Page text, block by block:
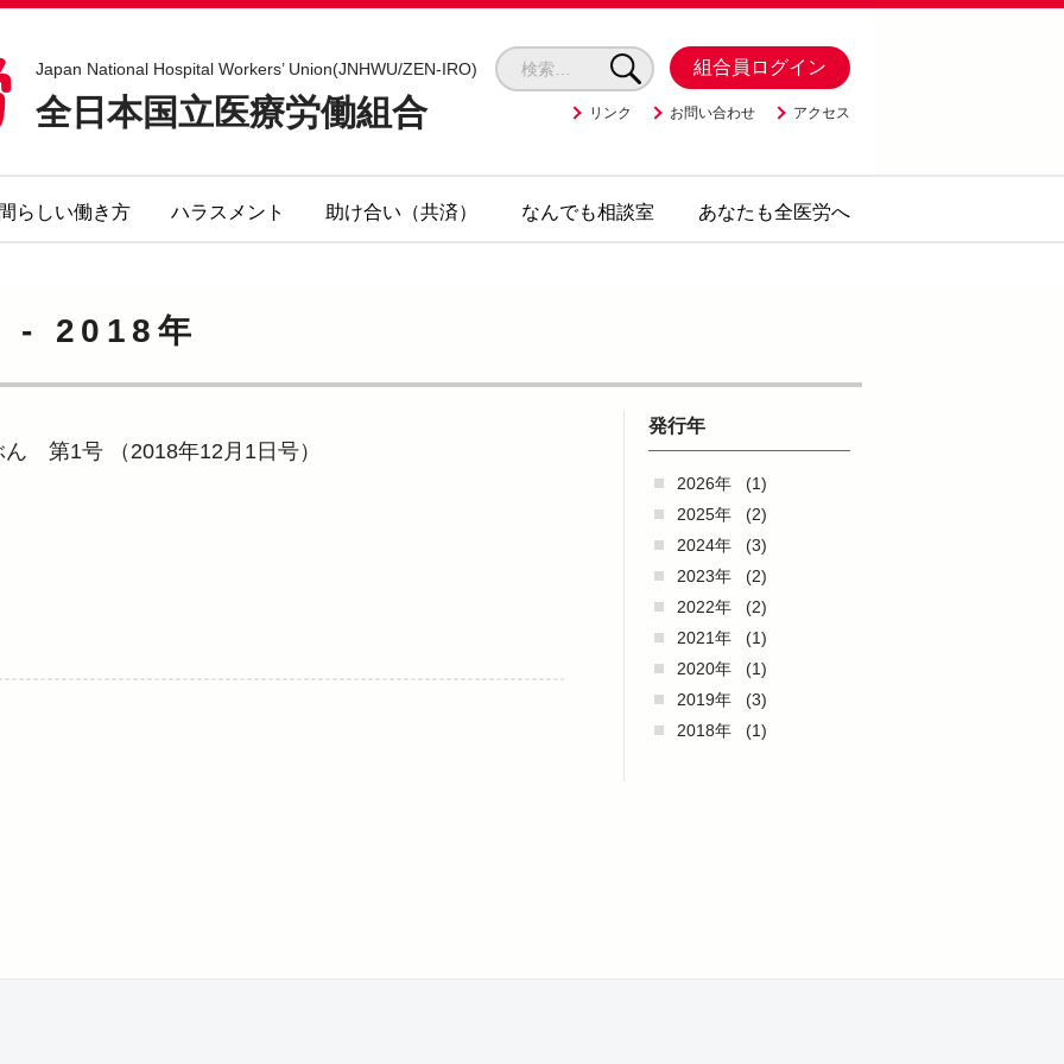
Japan National Hospital Workers’ Union(JNHWU/ZEN-IRO)
全日本国立医療労働組合
組合員ログイン
リンク お問い合わせ アクセス
らしい働き方 ハラスメント 助け合い（共済） なんでも相談室 あなたも全医労へ
- 2018年
ん 第1号 （2018年12月1日号）
発行年
2026年
(1)
2025年
(2)
2024年
(3)
2023年
(2)
2022年
(2)
2021年
(1)
2020年
(1)
2019年
(3)
2018年
(1)